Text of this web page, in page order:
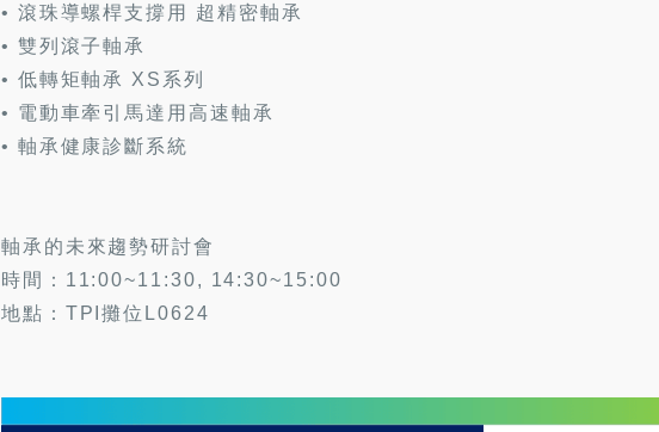
• 滾珠導螺桿支撐用 超精密軸承
• 雙列滾子軸承
• 低轉矩軸承 XS系列
• 電動車牽引馬達用高速軸承
• 軸承健康診斷系統
軸承的未來趨勢研討會
時間：11:00~11:30, 14:30~15:00
地點：TPI攤位L0624